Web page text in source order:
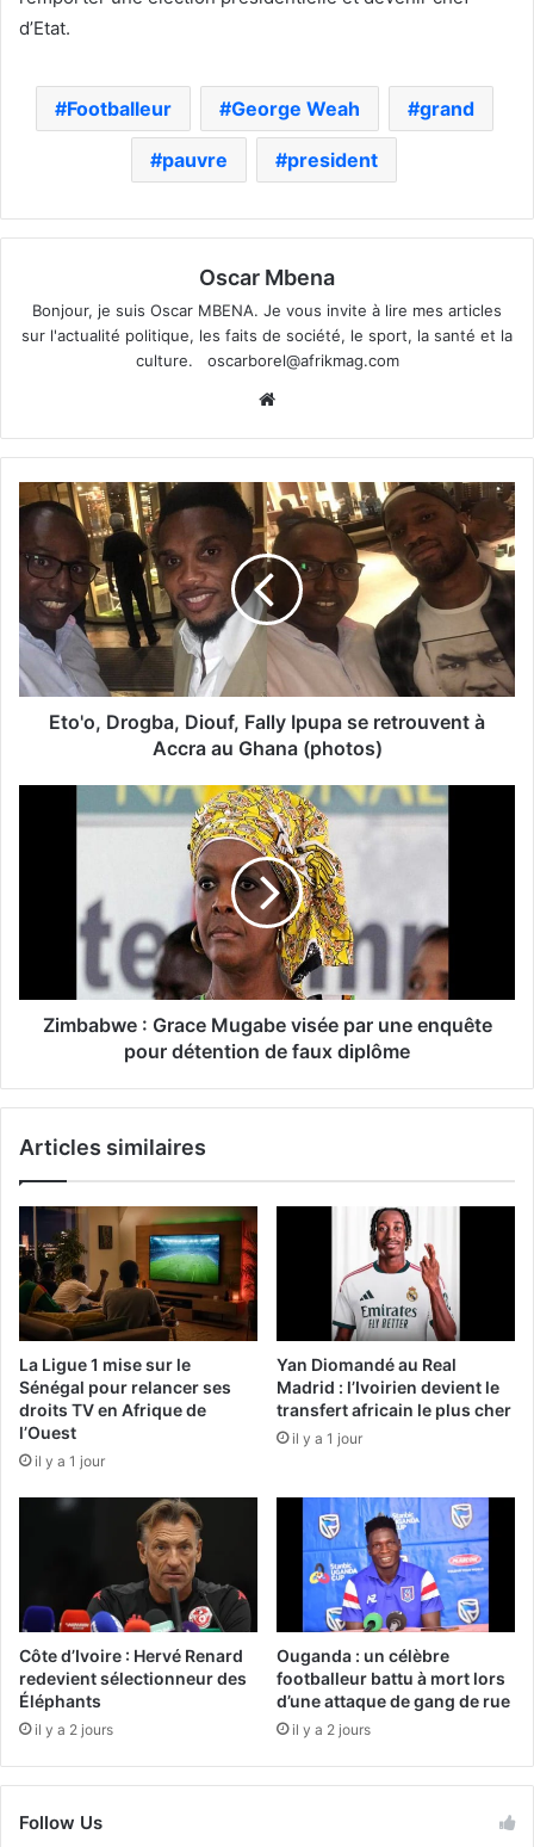
d’Etat.
Footballeur George Weah grand
pauvre president
Oscar Mbena
Bonjour, je suis Oscar MBENA. Je vous invite à lire mes articles
sur l'actualité politique, les faits de société, le sport, la santé et la
culture. oscarborel@afrikmag.com
Eto'o, Drogba, Diouf, Fally Ipupa se retrouvent à
Accra au Ghana (photos)
Zimbabwe : Grace Mugabe visée par une enquête
pour détention de faux diplôme
Articles similaires
La Ligue 1 mise sur le
Sénégal pour relancer ses
droits TV en Afrique de
l’Ouest
il y a 1 jour
Yan Diomandé au Real
Madrid : l’Ivoirien devient le
transfert africain le plus cher
il y a 1 jour
Côte d’Ivoire : Hervé Renard
redevient sélectionneur des
Éléphants
il y a 2 jours
Ouganda : un célèbre
footballeur battu à mort lors
d’une attaque de gang de rue
il y a 2 jours
Follow Us